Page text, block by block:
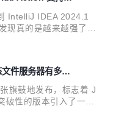
IntelliJ IDEA 2024.1
现真的是越来越强了，
绍和推荐一下。
件服务器有多
旗鼓地发布，标志着 J
破性的版本引入了一系